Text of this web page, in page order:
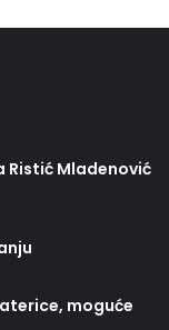
Ristić Mladenović
moguće